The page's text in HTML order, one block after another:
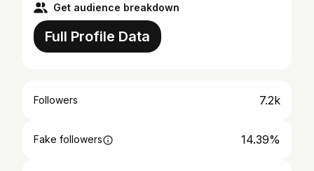
Get audience breakdown
Full Profile Data
Followers 7.2k
Fake followers 14.39%